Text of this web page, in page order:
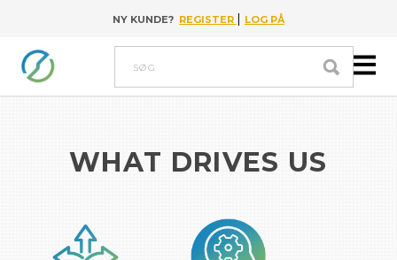
Go to contentNY KUNDE? REGISTER | LOG PÅ
Søg
WHAT DRIVES US